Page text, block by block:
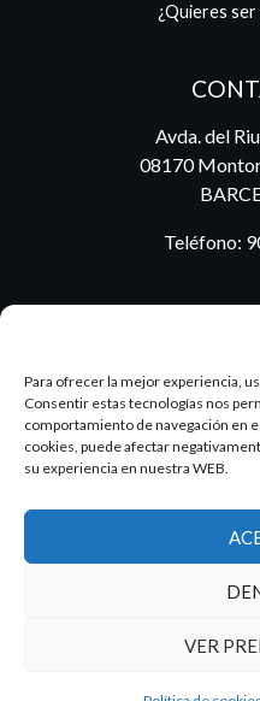
Para ofrecer la mejor experiencia,
Consentir estas tecnologías nos
comportamiento de navegación en
cookies, puede afectar
su experiencia en nuestra WEB.
VER
¿Quieres
Avda. del
08170
Teléfono:
2026 Dake. Todos